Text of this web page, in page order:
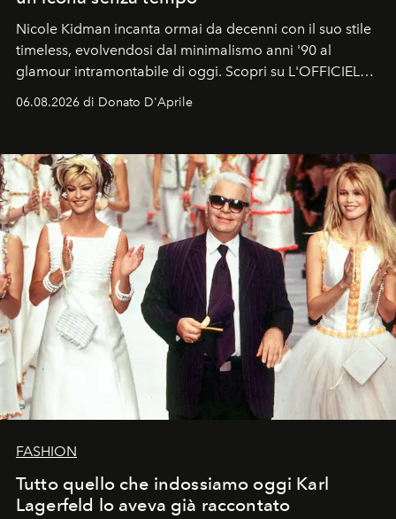
Nicole Kidman incanta ormai da decenni con il suo stile
timeless, evolvendosi dal minimalismo anni '90 al
glamour intramontabile di oggi. Scopri su L'OFFICIEL
06.08.2026 di Donato D'Aprile
FASHION
Tutto quello che indossiamo oggi Karl
Lagerfeld lo aveva già raccontato